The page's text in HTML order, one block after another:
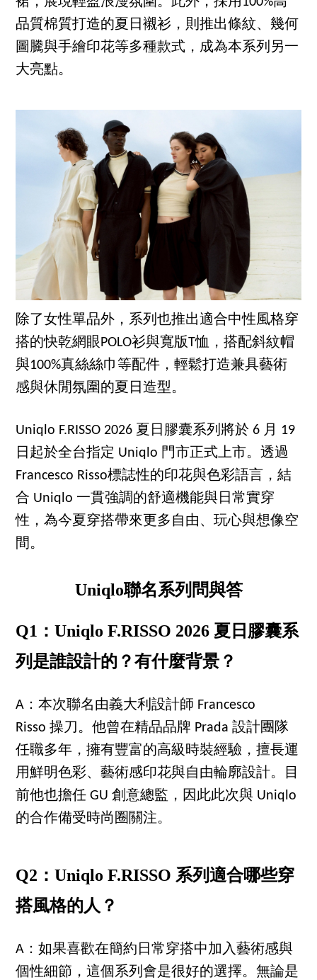
品質棉質打造的夏日襯衫，則推出條紋、幾何
圖騰與手繪印花等多種款式，成為本系列另一
大亮點。
除了女性單品外，系列也推出適合中性風格穿
搭的快乾網眼POLO衫與寬版T恤，搭配斜紋帽
與100%真絲絲巾等配件，輕鬆打造兼具藝術
感與休閒氛圍的夏日造型。
Uniqlo F.RISSO 2026 夏日膠囊系列將於 6 月 19
日起於全台指定 Uniqlo 門市正式上市。透過
Francesco Risso標誌性的印花與色彩語言，結
合 Uniqlo 一貫強調的舒適機能與日常實穿
性，為今夏穿搭帶來更多自由、玩心與想像空
間。
Uniqlo聯名系列問與答
Q1：Uniqlo F.RISSO 2026 夏日膠囊系
列是誰設計的？有什麼背景？
A：本次聯名由義大利設計師 Francesco
Risso 操刀。他曾在精品品牌 Prada 設計團隊
任職多年，擁有豐富的高級時裝經驗，擅長運
用鮮明色彩、藝術感印花與自由輪廓設計。目
前他也擔任 GU 創意總監，因此此次與 Uniqlo
的合作備受時尚圈關注。
Q2：Uniqlo F.RISSO 系列適合哪些穿
搭風格的人？
A：如果喜歡在簡約日常穿搭中加入藝術感與
個性細節，這個系列會是很好的選擇。無論是